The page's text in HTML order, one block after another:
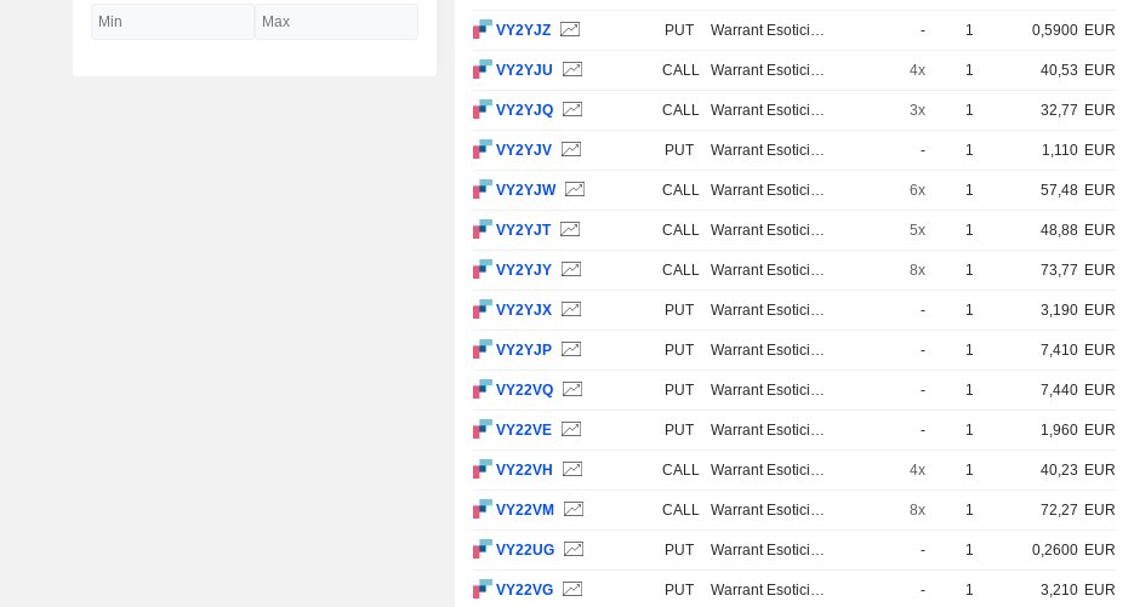
VY2YJZ PUT Warrant Esotici e Strutturati - 1 0,5900 EUR
VY2YJU CALL Warrant Esotici e Strutturati 4x 1 40,53 EUR
VY2YJQ CALL Warrant Esotici e Strutturati 3x 1 32,77 EUR
VY2YJV PUT Warrant Esotici e Strutturati - 1 1,110 EUR
VY2YJW CALL Warrant Esotici e Strutturati 6x 1 57,48 EUR
VY2YJT CALL Warrant Esotici e Strutturati 5x 1 48,88 EUR
VY2YJY CALL Warrant Esotici e Strutturati 8x 1 73,77 EUR
VY2YJX PUT Warrant Esotici e Strutturati - 1 3,190 EUR
VY2YJP PUT Warrant Esotici e Strutturati - 1 7,410 EUR
VY22VQ PUT Warrant Esotici e Strutturati - 1 7,440 EUR
VY22VE PUT Warrant Esotici e Strutturati - 1 1,960 EUR
VY22VH CALL Warrant Esotici e Strutturati 4x 1 40,23 EUR
VY22VM CALL Warrant Esotici e Strutturati 8x 1 72,27 EUR
VY22UG PUT Warrant Esotici e Strutturati - 1 0,2600 EUR
VY22VG PUT Warrant Esotici e Strutturati - 1 3,210 EUR